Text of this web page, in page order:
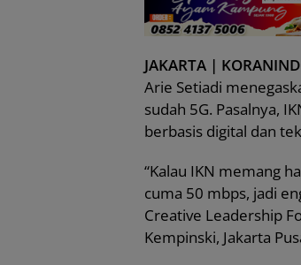
JAKARTA |
Arie Setiadi
sudah 5G. Pasalnya,
berbasis digital dan
“Kalau IKN memang
cuma 50 mbps, jadi
Creative Leadership
Kempinski, Jakarta